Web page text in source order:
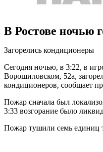
В Ростове ночью
Загорелись кондиционеры
Сегодня ночью, в 3:22, в
Ворошиловском, 52а,
кондиционеров, сообщает
Пожар сначала был
3:33 возгорание было
Пожар тушили семь единиц